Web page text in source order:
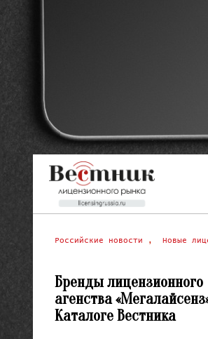
Российские новости , Новые
Бренды лицензионного
агенства
Каталоге Вестника